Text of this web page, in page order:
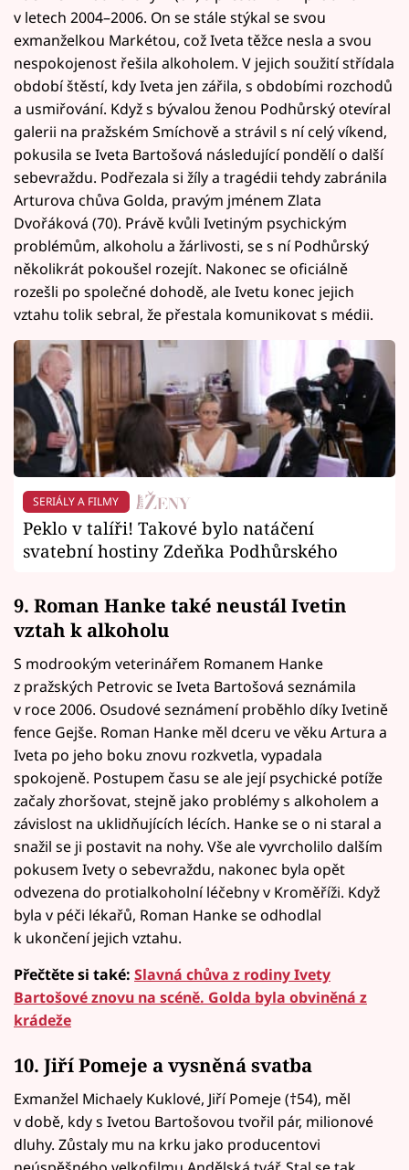
v letech 2004–2006. On se stále stýkal se svou
exmanželkou Markétou, což Iveta těžce nesla a svou
nespokojenost řešila alkoholem. V jejich soužití střídala
období štěstí, kdy Iveta jen zářila, s obdobími rozchodů
a usmiřování. Když s bývalou ženou Podhůrský otevíral
galerii na pražském Smíchově a strávil s ní celý víkend,
pokusila se Iveta Bartošová následující pondělí o další
sebevraždu. Podřezala si žíly a tragédii tehdy zabránila
Arturova chůva Golda, pravým jménem Zlata
Dvořáková (70). Právě kvůli Ivetiným psychickým
problémům, alkoholu a žárlivosti, se s ní Podhůrský
několikrát pokoušel rozejít. Nakonec se oficiálně
rozešli po společné dohodě, ale Ivetu konec jejich
vztahu tolik sebral, že přestala komunikovat s médii.
SERIÁLY A FILMY
Peklo v talíři! Takové bylo natáčení
svatební hostiny Zdeňka Podhůrského
9. Roman Hanke také neustál Ivetin
vztah k alkoholu
S modrookým veterinářem Romanem Hanke
z pražských Petrovic se Iveta Bartošová seznámila
v roce 2006. Osudové seznámení proběhlo díky Ivetině
fence Gejše. Roman Hanke měl dceru ve věku Artura a
Iveta po jeho boku znovu rozkvetla, vypadala
spokojeně. Postupem času se ale její psychické potíže
začaly zhoršovat, stejně jako problémy s alkoholem a
závislost na uklidňujících lécích. Hanke se o ni staral a
snažil se ji postavit na nohy. Vše ale vyvrcholilo dalším
pokusem Ivety o sebevraždu, nakonec byla opět
odvezena do protialkoholní léčebny v Kroměříži. Když
byla v péči lékařů, Roman Hanke se odhodlal
k ukončení jejich vztahu.
Přečtěte si také: Slavná chůva z rodiny Ivety
Bartošové znovu na scéně. Golda byla obviněná z
krádeže
10. Jiří Pomeje a vysněná svatba
Exmanžel Michaely Kuklové, Jiří Pomeje (†54), měl
v době, kdy s Ivetou Bartošovou tvořil pár, milionové
dluhy. Zůstaly mu na krku jako producentovi